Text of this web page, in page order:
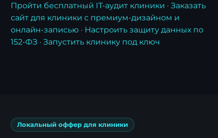
Пройти бесплатный IT-аудит клиники ·Заказать
сайт для клиники с премиум-дизайном и
онлайн-записью · Настроить защиту данных по
152-ФЗ ·Запустить клинику под ключ
Локальный оффер для клиники